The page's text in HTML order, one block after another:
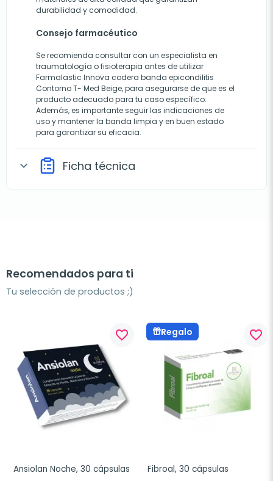
durabilidad y comodidad.
Consejo farmacéutico
Se recomienda consultar con un especialista en
traumatología o fisioterapia antes de utilizar
Farmalastic Innova codera banda epicondilitis
Contorno T- Med Beige, para asegurarse de que es el
producto adecuado para tu caso específico.
Además, es importante seguir las indicaciones de
uso y mantener la banda limpia y en buen estado
para garantizar su eficacia.
expand_more Ficha técnica
Recomendados para ti
Tu selección de productos ;)
favorite_border
Ansiolan Noche, 30 cápsulas
Regalo favorite_border
Fibroal, 30 cápsulas